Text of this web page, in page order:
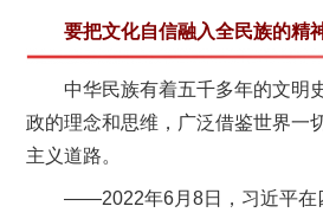
要把文化自信融入全民族的精
中华民族有着五千多年的文明史
政的理念和思维，广泛借鉴世界一
主义道路。
——2022年6月8日，习近平在